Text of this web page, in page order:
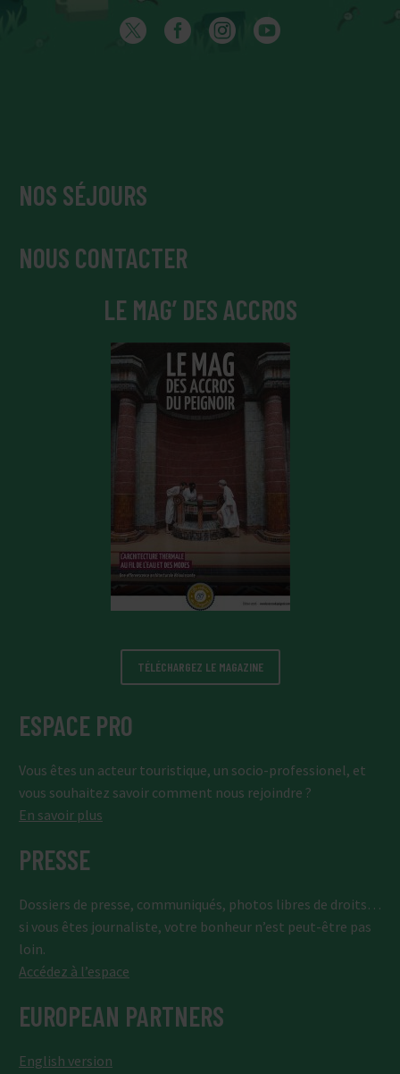
NOS SÉJOURS
NOUS CONTACTER
LE MAG’ DES ACCROS
TÉLÉCHARGEZ LE MAGAZINE
ESPACE PRO
Vous êtes un acteur touristique, un socio-professionel, et
vous souhaitez savoir comment nous rejoindre ?
En savoir plus
PRESSE
Dossiers de presse, communiqués, photos libres de droits…
si vous êtes journaliste, votre bonheur n’est peut-être pas
loin.
Accédez à l’espace
EUROPEAN PARTNERS
English version